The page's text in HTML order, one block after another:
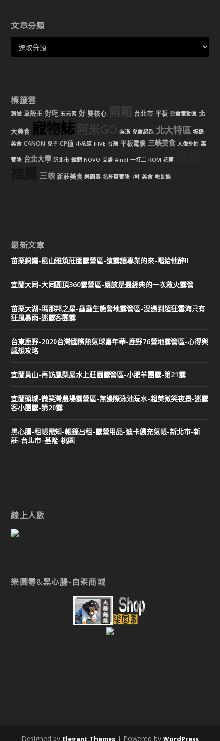
文章分類
標籤雲
測試 車殼王 好吃 五元素 好 雙核心 開箱 台北市 平板 兒童電動車 北
大美食 寵物誌 阿米GO 裝潢 兒童超跑 北大特區 板橋
美食 CANON 兒子 CP值 小孩經 IFIVE 台灣 平板電腦 三峽美食 人像外拍 萬
寶隆 台北大學 新北市 鏡頭 NOVO 艾諾 Ainol 一打二 ROM 花蓮
三峽 新莊美食 樂園毒 名軒萬寶隆 7吋 美食 吃到飽
最新文章
苗栗銅鑼-風山雅筑莊園露營區-這露讓專業的來-喝給他醉!!
宜蘭大同-大同圓頂360露營區-應該是最經典的一次救火露營
苗栗大湖-瑪那邦之星-蟲蟲生態營地露營區-沒遇到超狂雲海只有
狂風暴雨-迷露客團露
台東鹿野-2020台灣國際熱氣球嘉年華-鹿野76營地露營區-心得與
感想攻略
宜蘭員山-再訪鳳梨屋水上莊園露營區-小肥羊團露-第21露
宜蘭頭城-微笑灣農場露營區-無邊際泳池玩水-超美微笑夜景-迷露
客小團露-第20露
黑心腸-租帳需知-帳篷出租-露營用品-迪卡儂充氣帳-新北市-新
莊-台北市-基隆-桃園
線上人數
樂園毒&黑心腸-自架商城
Designed by Elegant Themes | Powered by WordPress